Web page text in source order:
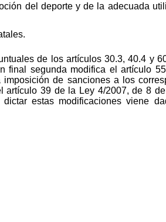
del deporte y de la adecuada
de los artículos 30.3, 40.4 y
final segunda modifica el artículo
de sanciones a los
artículo 39 de la Ley 4/2007, de 8
estas modificaciones viene